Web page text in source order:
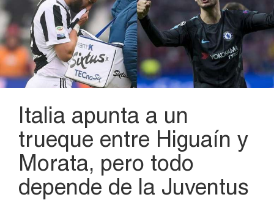
Italia apunta a un
trueque entre Higuaín y
Morata, pero todo
depende de la Juventus